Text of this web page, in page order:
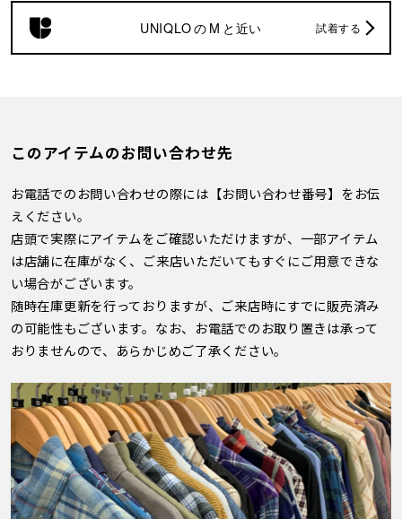
UNIQLOの M と近い 試着する
このアイテムのお問い合わせ先
お電話でのお問い合わせの際には【お問い合わせ番号】をお伝
えください。
店頭で実際にアイテムをご確認いただけますが、一部アイテム
は店舗に在庫がなく、ご来店いただいてもすぐにご用意できな
い場合がございます。
随時在庫更新を行っておりますが、ご来店時にすでに販売済み
の可能性もございます。なお、お電話でのお取り置きは承って
おりませんので、あらかじめご了承ください。